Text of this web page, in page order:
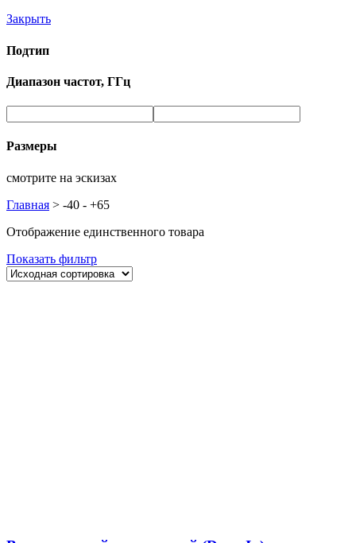
Закрыть
Подтип
Диапазон частот, ГГц
Размеры
смотрите на эскизах
Главная > -40 - +65
Отображение единственного товара
Показать фильтр